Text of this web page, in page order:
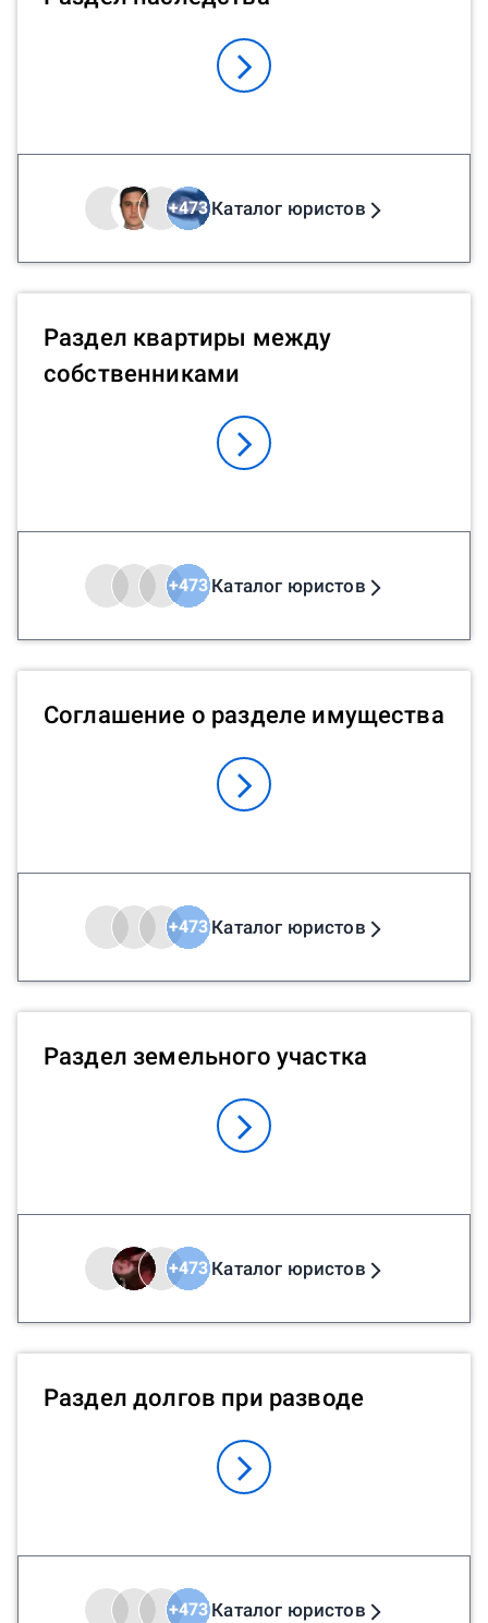
+473Каталог юристов
Раздел квартиры между
собственниками
+473 Каталог юристов
Соглашение о разделе имущества
+473 Каталог юристов
Раздел земельного участка
+473 Каталог юристов
Раздел долгов при разводе
+473 Каталог юристов